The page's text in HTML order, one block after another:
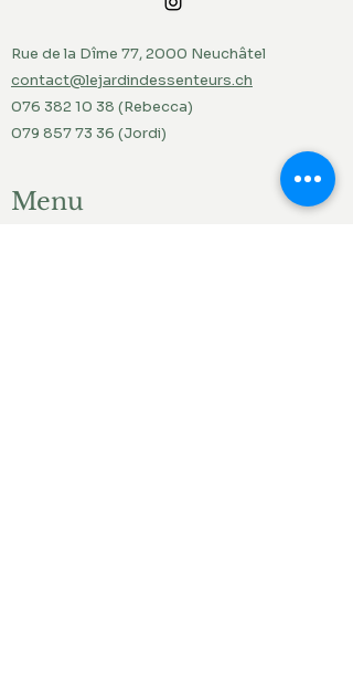
Rue de la Dîme 77, 2000 Neuchâtel
contact@lejardindessenteurs.ch
076 382 10 38 (Rebecca)
079 857 73 36 (Jordi)
Menu